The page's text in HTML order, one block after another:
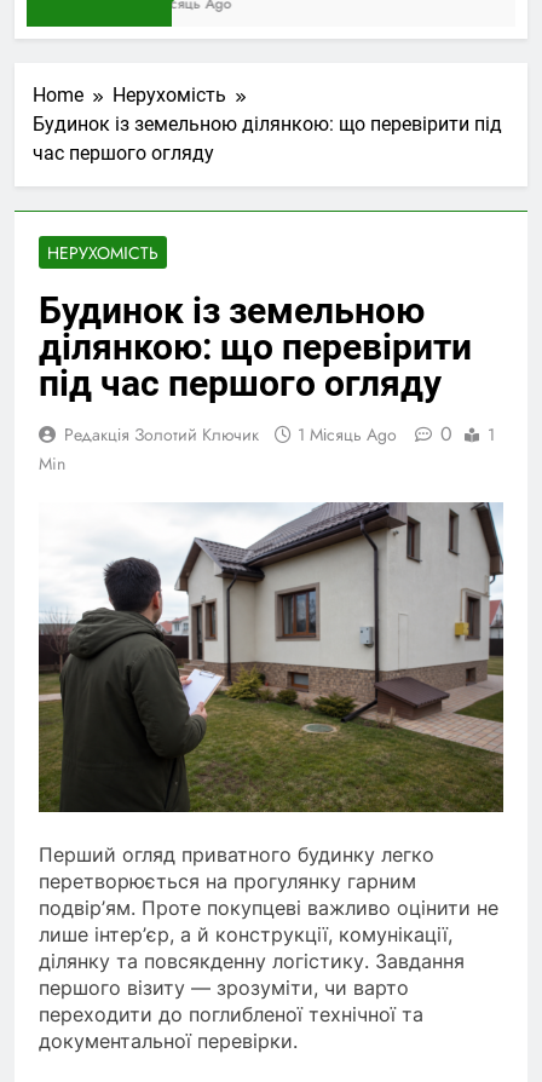
Home
Нерухомість
Будинок із земельною ділянкою: що перевірити під
час першого огляду
НЕРУХОМІСТЬ
Будинок із земельною
ділянкою: що перевірити
під час першого огляду
Редакція Золотий Ключик 1 Місяць Ago 0
1
Min
Перший огляд приватного будинку легко
перетворюється на прогулянку гарним
подвір’ям. Проте покупцеві важливо оцінити не
лише інтер’єр, а й конструкції, комунікації,
ділянку та повсякденну логістику. Завдання
першого візиту — зрозуміти, чи варто
переходити до поглибленої технічної та
документальної перевірки.